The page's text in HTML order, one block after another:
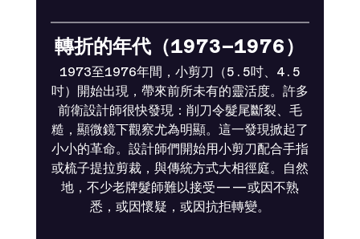
轉折的年代（1973–1976）
1973至1976年間，小剪刀（5.5吋、4.5
吋）開始出現，帶來前所未有的靈活度。許多
前衛設計師很快發現：削刀令髮尾斷裂、毛
糙，顯微鏡下觀察尤為明顯。這一發現掀起了
小小的革命。設計師們開始用小剪刀配合手指
或梳子提拉剪裁，與傳統方式大相徑庭。自然
地，不少老牌髮師難以接受——或因不熟
悉，或因懷疑，或因抗拒轉變。